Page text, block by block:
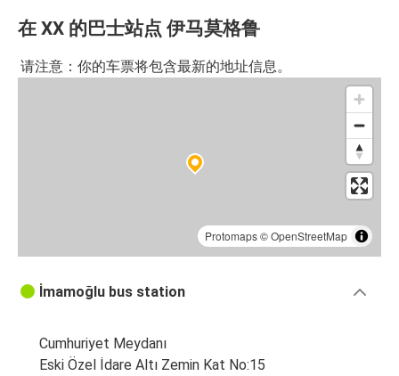
在 XX 的巴士站点 伊马莫格鲁
请注意：你的车票将包含最新的地址信息。
Protomaps©OpenStreetMap
İmamoğlu bus station
Cumhuriyet Meydanı
Eski Özel İdare Altı Zemin Kat No:15